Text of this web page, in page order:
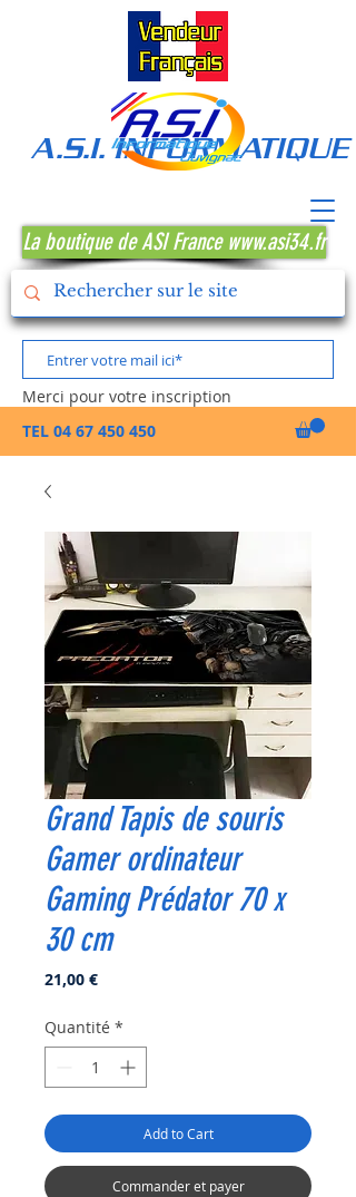
TEL 04 67 450 450
A.S.I.
La boutique de ASI France www.asi34.fr
Merci pour votre inscription
Grand Tapis de souris
Gamer ordinateur
Gaming Prédator 70 x
30 cm
21,00 €Prix
Quantité *
Add to Cart
Commander et payer